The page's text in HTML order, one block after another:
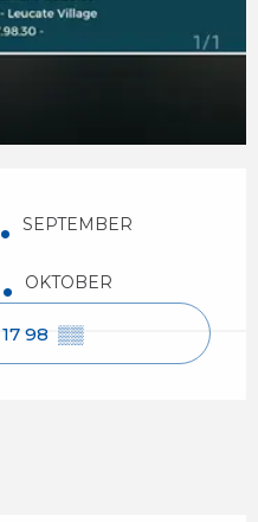
SEPTEMBER
OKTOBER
98 ▒▒